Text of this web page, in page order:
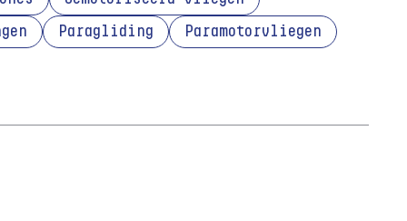
Paragliding Paramotorvliegen